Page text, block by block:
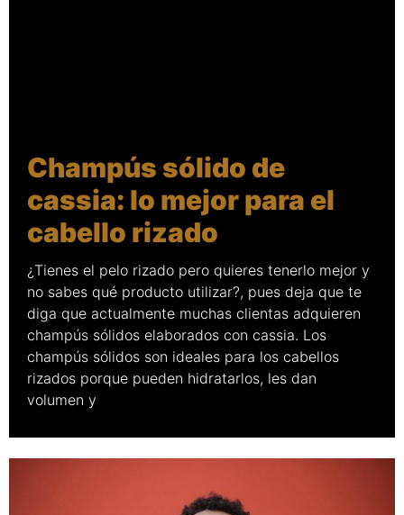
Champús sólido de
cassia: lo mejor para el
cabello rizado
¿Tienes el pelo rizado pero quieres tenerlo mejor y
no sabes qué producto utilizar?, pues deja que te
diga que actualmente muchas clientas adquieren
champús sólidos elaborados con cassia. Los
champús sólidos son ideales para los cabellos
rizados porque pueden hidratarlos, les dan
volumen y